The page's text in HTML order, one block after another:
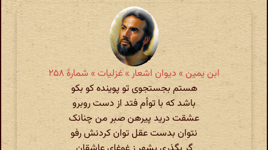
ابن یمین » دیوان اشعار » غزلیات » شمارهٔ ۲۵۸
هستم بجستجوی تو پوینده کو بکو
باشد که با توأم فتد از دست روبرو
عشقت درید پیرهن صبر من چنانک
نتوان بدست عقل توان کردنش رفو